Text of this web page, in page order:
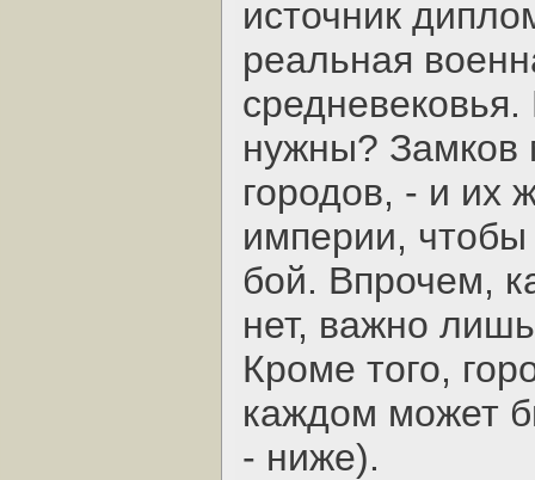
источник
реальная
нужны?
городов, - и их
империи,
бой. Впрочем,
нет, важно
Кроме того,
каждом может
- ниже).